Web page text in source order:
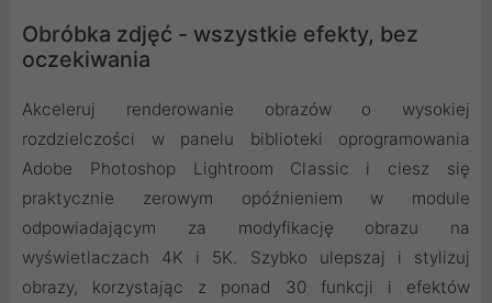
Obróbka zdjęć - wszystkie efekty, bez
oczekiwania
Akceleruj renderowanie obrazów o wysokiej
rozdzielczości w panelu biblioteki oprogramowania
Adobe Photoshop Lightroom Classic i ciesz się
praktycznie zerowym opóźnieniem w module
odpowiadającym za modyfikację obrazu na
wyświetlaczach 4K i 5K. Szybko ulepszaj i stylizuj
obrazy, korzystając z ponad 30 funkcji i efektów